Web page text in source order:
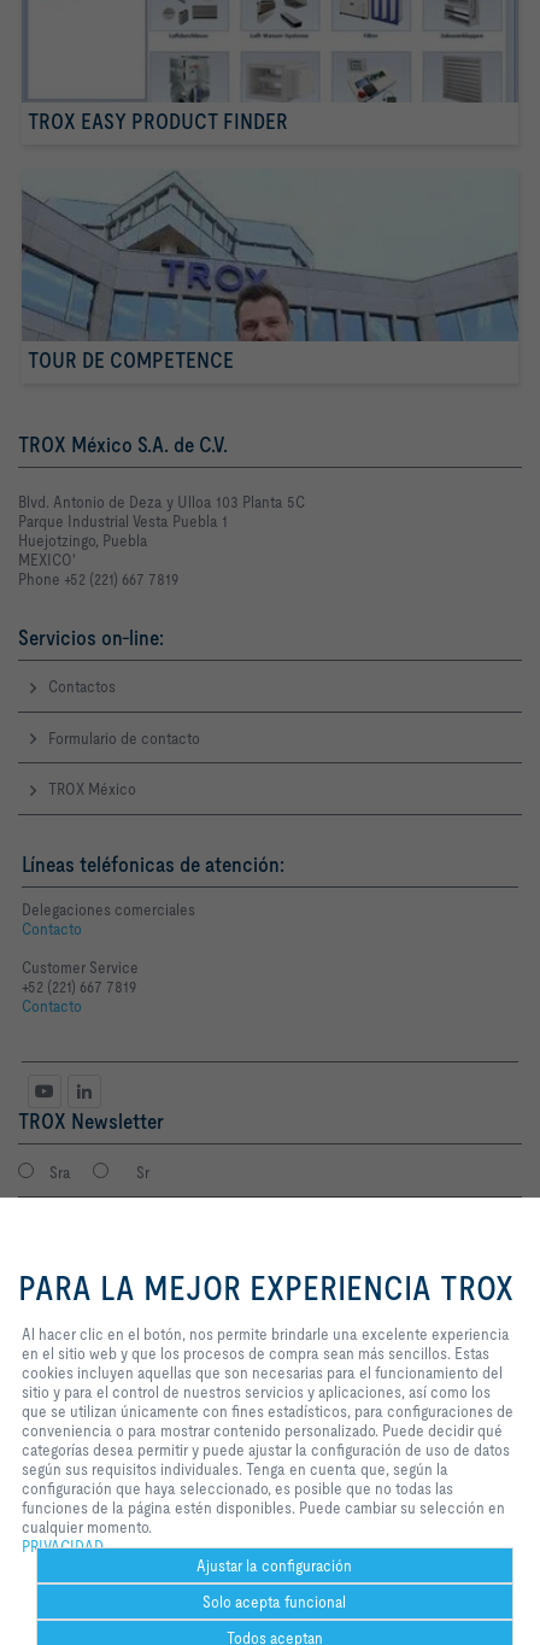
TROX EASY PRODUCT FINDER
TOUR DE COMPETENCE
TROX México S.A. de C.V.
Blvd. Antonio de Deza y Ulloa 103 Planta 5C
Parque Industrial Vesta Puebla 1
Huejotzingo, Puebla
MEXICO'
Phone +52 (221) 667 7819
Servicios on-line:
Contactos
Formulario de contacto
TROX México
Líneas teléfonicas de atención:
Delegaciones comerciales
Contacto
Customer Service
+52 (221) 667 7819
Contacto
TROX Newsletter
Sra Sr
Consiento que mis datos sean guardados en cumplimiento con la
política de protección de datos de TROX.
Login
Inicio Contactos Condiciones de contratación
Aviso legal
2026 © TROX México S.A. de C.V.
permite brindarle una excelente
experiencia en el sitio web y que
sencillos. Estas cookies incluyen
aquellas que son necesarias para
el funcionamiento del sitio y para
el control de nuestros servicios y
aplicaciones, así como los que se
utilizan únicamente con fines
estadísticos, para configuraciones
de conveniencia o para mostrar
contenido personalizado. Puede
decidir qué categorías desea
configuración de uso de datos
según sus requisitos individuales.
Tenga en cuenta que, según la
configuración que haya
seleccionado, es posible que no
PARA LA MEJOR EXPERIENCIA TROX
Al hacer clic en el botón, nos permite brindarle una excelente experiencia
en el sitio web y que los procesos de compra sean más sencillos. Estas
cookies incluyen aquellas que son necesarias para el funcionamiento del
sitio y para el control de nuestros servicios y aplicaciones, así como los
que se utilizan únicamente con fines estadísticos, para configuraciones de
conveniencia o para mostrar contenido personalizado. Puede decidir qué
categorías desea permitir y puede ajustar la configuración de uso de datos
según sus requisitos individuales. Tenga en cuenta que, según la
configuración que haya seleccionado, es posible que no todas las
funciones de la página estén disponibles. Puede cambiar su selección en
cualquier momento.
PRIVACIDAD
Ajustar la configuración
Solo acepta funcional
Todos aceptan